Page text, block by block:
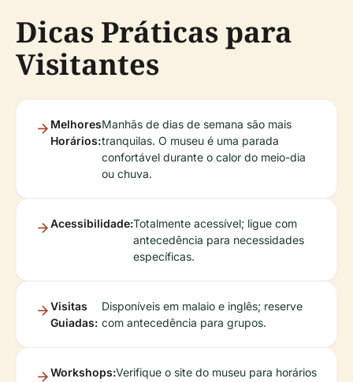
Dicas Práticas para
Visitantes
Melhores
Horários:
Manhãs de dias de semana são mais
tranquilas. O museu é uma parada
confortável durante o calor do meio-dia
ou chuva.
Acessibilidade:Totalmente acessível; ligue com
antecedência para necessidades
específicas.
Visitas
Guiadas:
Disponíveis em malaio e inglês; reserve
com antecedência para grupos.
Workshops:Verifique o site do museu para horários